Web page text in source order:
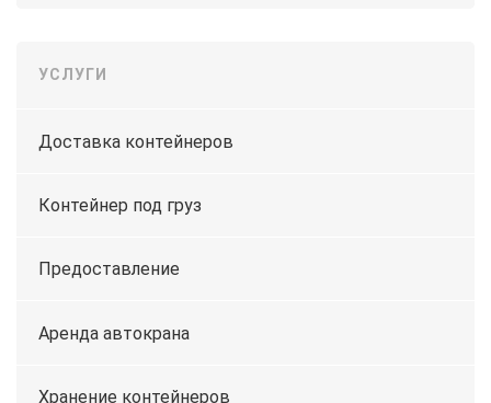
УСЛУГИ
Доставка контейнеров
Контейнер под груз
Предоставление
Аренда автокрана
Хранение контейнеров